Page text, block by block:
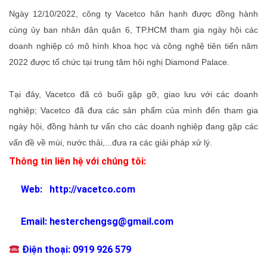
Ngày 12/10/2022, công ty Vacetco hân hạnh được đồng hành
cùng ủy ban nhân dân quận 6, TP.HCM tham gia ngày hội các
doanh nghiệp có mô hình khoa học và công nghệ tiên tiến năm
2022 được tổ chức tại trung tâm hội nghị Diamond Palace.
Tại đây, Vacetco đã có buổi gặp gỡ, giao lưu với các doanh
nghiệp; Vacetco đã đưa các sản phẩm của mình đến tham gia
ngày hội, đồng hành tư vấn cho các doanh nghiệp đang gặp các
vấn đề về mùi, nước thải,...đưa ra các giải pháp xử lý.
Thông tin liên hệ với chúng tôi:
Web: http://vacetco.com
Email: hesterchengsg@gmail.com
Điện thoại: 0919 926 579